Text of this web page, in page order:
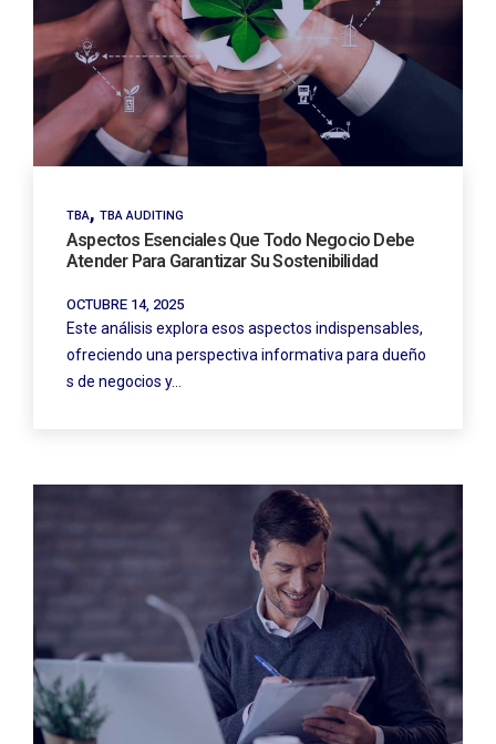
TBA, TBA AUDITING
Aspectos Esenciales Que Todo Negocio Debe
Atender Para Garantizar Su Sostenibilidad
OCTUBRE 14, 2025
Este análisis explora esos aspectos indispensables,
ofreciendo una perspectiva informativa para dueño
s de negocios y…